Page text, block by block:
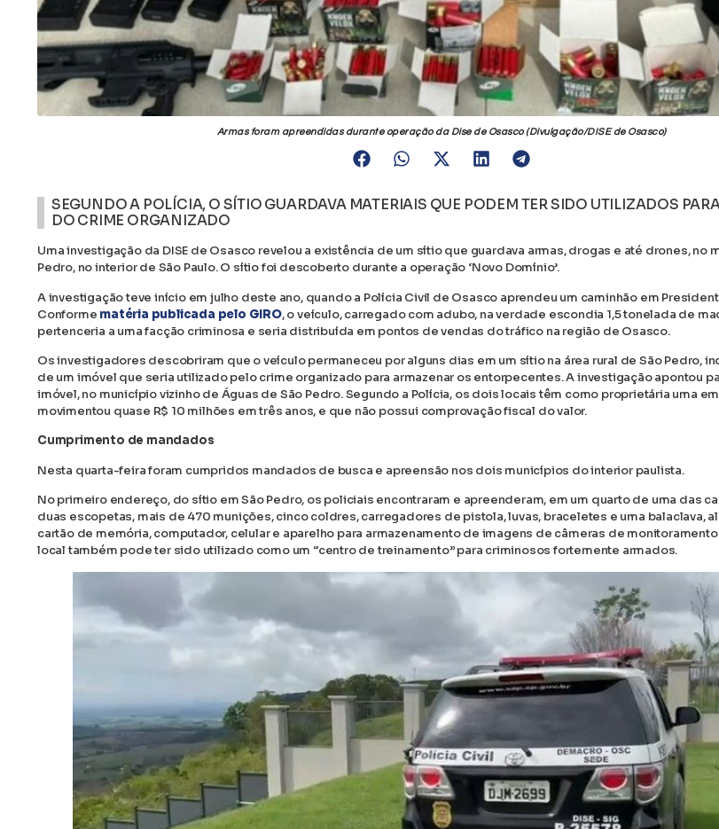
Armas foram apreendidas durante operação da Dise de Osasco (Divulgação/DISE de Osasco)
SEGUNDO A POLÍCIA, O SÍTIO GUARDAVA MATERIAIS QUE PODEM TER SIDO UTILIZADOS
DO CRIME ORGANIZADO
Uma investigação da DISE de Osasco revelou a existência de um sítio que guardava armas, drogas e até drones, no
Pedro, no interior de São Paulo. O sítio foi descoberto durante a operação ‘Novo Domínio’.
A investigação teve início em julho deste ano, quando a Polícia Civil de Osasco aprendeu um caminhão em
Conforme matéria publicada pelo GIRO, o veículo, carregado com adubo, na verdade escondia 1,5 tonelada de
pertenceria a uma facção criminosa e seria distribuída em pontos de vendas do tráfico na região de Osasco.
Os investigadores descobriram que o veículo permaneceu por alguns dias em um sítio na área rural de São Pedro,
de um imóvel que seria utilizado pelo crime organizado para armazenar os entorpecentes. A investigação apontou
imóvel, no município vizinho de Águas de São Pedro. Segundo a Polícia, os dois locais têm como proprietária uma
movimentou quase R$ 10 milhões em três anos, e que não possui comprovação fiscal do valor.
Cumprimento de mandados
Nesta quarta-feira foram cumpridos mandados de busca e apreensão nos dois municípios do interior paulista.
No primeiro endereço, do sítio em São Pedro, os policiais encontraram e apreenderam, em um quarto de uma das
duas escopetas, mais de 470 munições, cinco coldres, carregadores de pistola, luvas, braceletes e uma balaclava,
cartão de memória, computador, celular e aparelho para armazenamento de imagens de câmeras de
local também pode ter sido utilizado como um “centro de treinamento” para criminosos fortemente armados.